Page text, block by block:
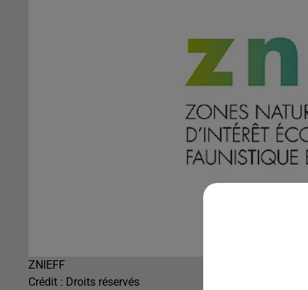
ZNIEFF
Crédit : Droits réservés